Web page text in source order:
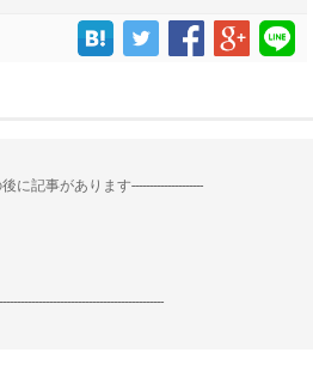
後に記事があります--------------------